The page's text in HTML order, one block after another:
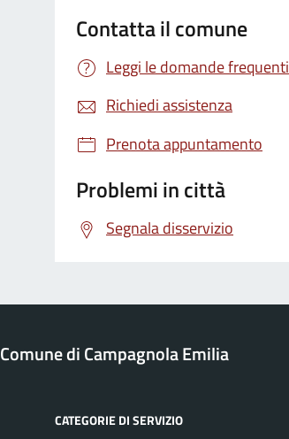
Contatta il comune
Leggi le domande frequenti
Richiedi assistenza
Prenota appuntamento
Problemi in città
Segnala disservizio
Comune di Campagnola Emilia
CATEGORIE DI SERVIZIO